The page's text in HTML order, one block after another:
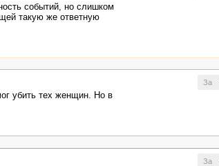
событий, но слишком
такую же ответную
За
убить тех женщин. Но в
За